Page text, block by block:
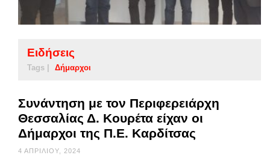
Ειδήσεις
Tags | Δήμαρχοι
Συνάντηση με τον Περιφερειάρχη
Θεσσαλίας Δ. Κουρέτα είχαν οι
Δήμαρχοι της Π.Ε. Καρδίτσας
4 ΑΠΡΙΛΊΟΥ, 2024